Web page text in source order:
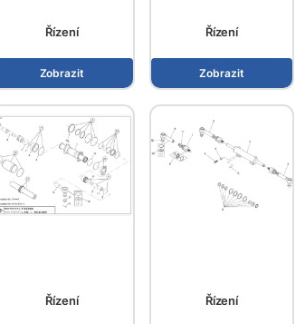
Řízení
Zobrazit
Řízení
Zobrazit
Řízení Řízení